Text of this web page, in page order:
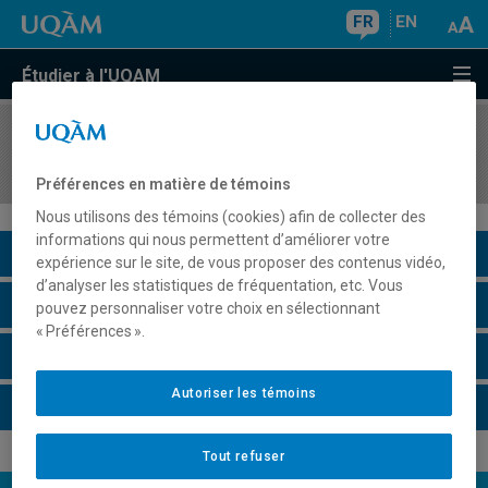
FR EN
Étudier à l'UQAM
COURS//
Description du cours
Horaire - Été 2026
Préférences en matière de témoins
Nous utilisons des témoins (cookies) afin de collecter des
informations qui nous permettent d’améliorer votre
expérience sur le site, de vous proposer des contenus vidéo,
d’analyser les statistiques de fréquentation, etc. Vous
pouvez personnaliser votre choix en sélectionnant
« Préférences ».
Tout refuser
Autoriser les témoins